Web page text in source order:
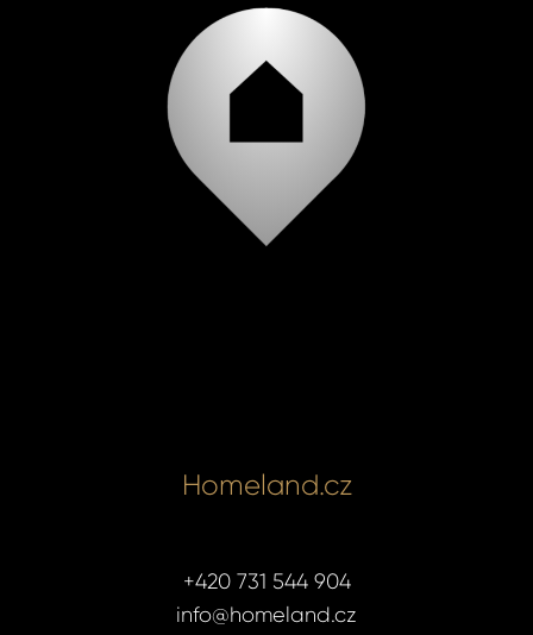
Homeland.cz
+420 731 544 904
info@homeland.cz